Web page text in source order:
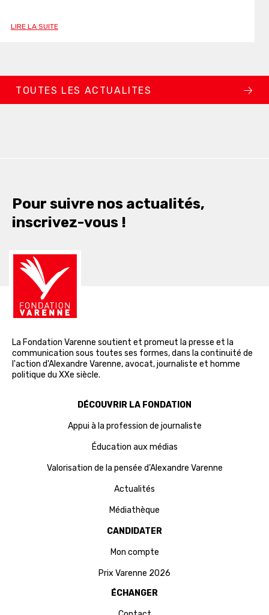
LIRE LA SUITE
TOUTES LES ACTUALITES
Pour suivre nos actualités,
inscrivez-vous !
La Fondation Varenne soutient et promeut la presse et la
communication sous toutes ses formes, dans la continuité de
l'action d'Alexandre Varenne, avocat, journaliste et homme
politique du XXe siècle.
DÉCOUVRIR LA FONDATION
Appui à la profession de journaliste
Éducation aux médias
Valorisation de la pensée d’Alexandre Varenne
Actualités
Médiathèque
CANDIDATER
Mon compte
Prix Varenne 2026
ÉCHANGER